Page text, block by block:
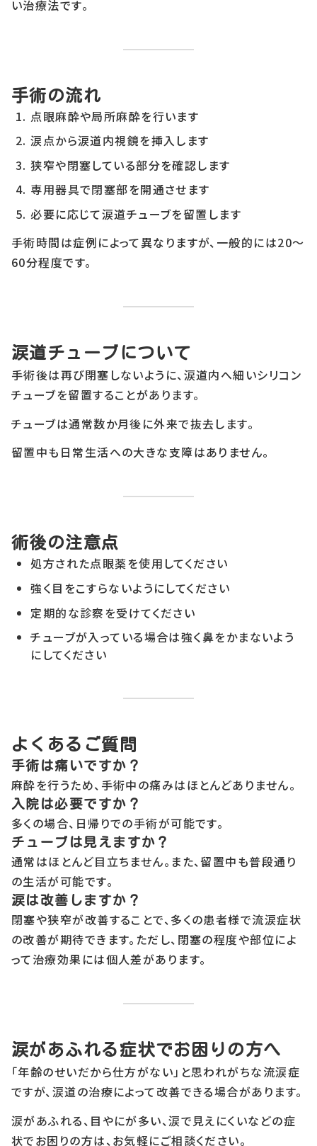
い治療法です。
手術の流れ
点眼麻酔や局所麻酔を行います
涙点から涙道内視鏡を挿入します
狭窄や閉塞している部分を確認します
専用器具で閉塞部を開通させます
必要に応じて涙道チューブを留置します
手術時間は症例によって異なりますが、一般的には20～
60分程度です。
涙道チューブについて
手術後は再び閉塞しないように、涙道内へ細いシリコン
チューブを留置することがあります。
チューブは通常数か月後に外来で抜去します。
留置中も日常生活への大きな支障はありません。
術後の注意点
処方された点眼薬を使用してください
強く目をこすらないようにしてください
定期的な診察を受けてください
チューブが入っている場合は強く鼻をかまないよう
にしてください
よくあるご質問
手術は痛いですか？
麻酔を行うため、手術中の痛みはほとんどありません。
入院は必要ですか？
多くの場合、日帰りでの手術が可能です。
チューブは見えますか？
通常はほとんど目立ちません。また、留置中も普段通り
の生活が可能です。
涙は改善しますか？
閉塞や狭窄が改善することで、多くの患者様で流涙症状
の改善が期待できます。ただし、閉塞の程度や部位によ
って治療効果には個人差があります。
涙があふれる症状でお困りの方へ
「年齢のせいだから仕方がない」と思われがちな流涙症
ですが、涙道の治療によって改善できる場合があります。
涙があふれる、目やにが多い、涙で見えにくいなどの症
状でお困りの方は、お気軽にご相談ください。